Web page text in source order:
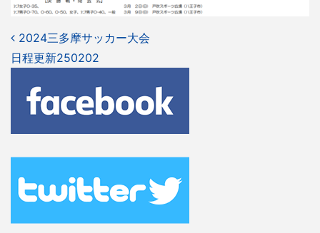
投
稿
ナ
ビ
ゲ
ー
シ
2024三多摩サッカー大会
日程更新250202